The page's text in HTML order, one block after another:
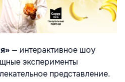
— интерактивное шоу
эксперименты
представление.